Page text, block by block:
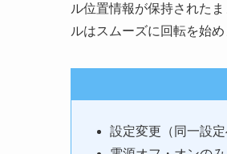
ル位置情報が保持された
ルはスムーズに回転を始め
設定変更（同一設